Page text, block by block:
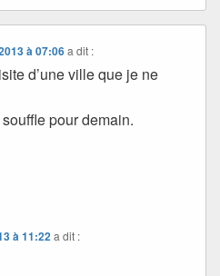
à 07:06 a dit :
d’une ville que je ne
pour demain.
à 11:22a dit :